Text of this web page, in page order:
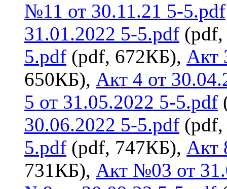
№11 от 30.11.21 5-5.pdf
31.01.2022 5-5.pdf
5.pdf (pdf, 672КБ), Акт
650КБ), Акт 4 от
5 от 31.05.2022 5-5.pdf
30.06.2022 5-5.pdf
5.pdf (pdf, 747КБ), Акт
731КБ), Акт №03 от